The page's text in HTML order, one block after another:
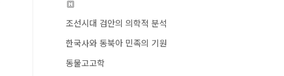
조선시대 검안의 의학적 분석
한국사와 동북아 민족의 기원
동물고고학